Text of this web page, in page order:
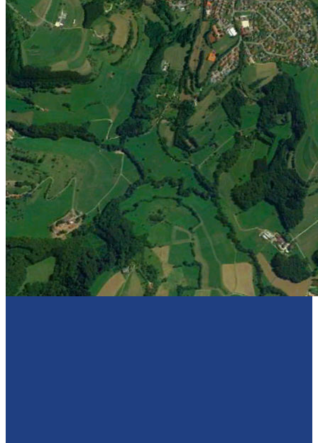
Handball Förderverein
Ausschuss
Kontakt
Beitrittsformular
Sponsoren
Kontakt
Kontakt mit uns
Vereine und Sporthallen
Impressum & Datenschutz
Download